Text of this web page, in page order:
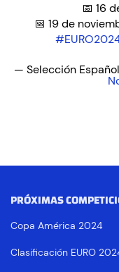
📅 16
📅 19 de
— Selección
PRÓXIMAS
Copa América 2024
Clasificación EURO